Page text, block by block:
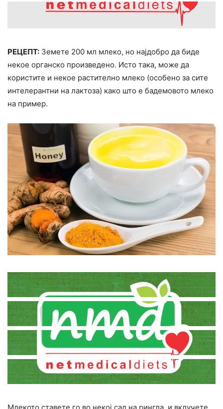
РЕЦЕПТ: Земете 200 мл млеко, но најдобро да биде
некое органско произведено. Исто така, може да
користите и некое растително млеко (особено за сите
интелерантни на лактоза) како што е бадемовото млеко
на пример.